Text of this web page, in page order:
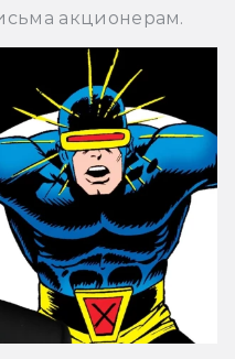
акционерам.